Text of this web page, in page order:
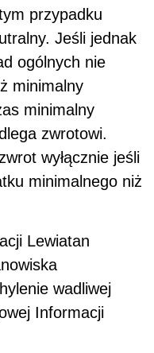
przypadku
Jeśli jednak
ogólnych nie
minimalny
minimalny
zwrotowi.
wyłącznie jeśli
minimalnego niż
Lewiatan
wadliwej
Informacji